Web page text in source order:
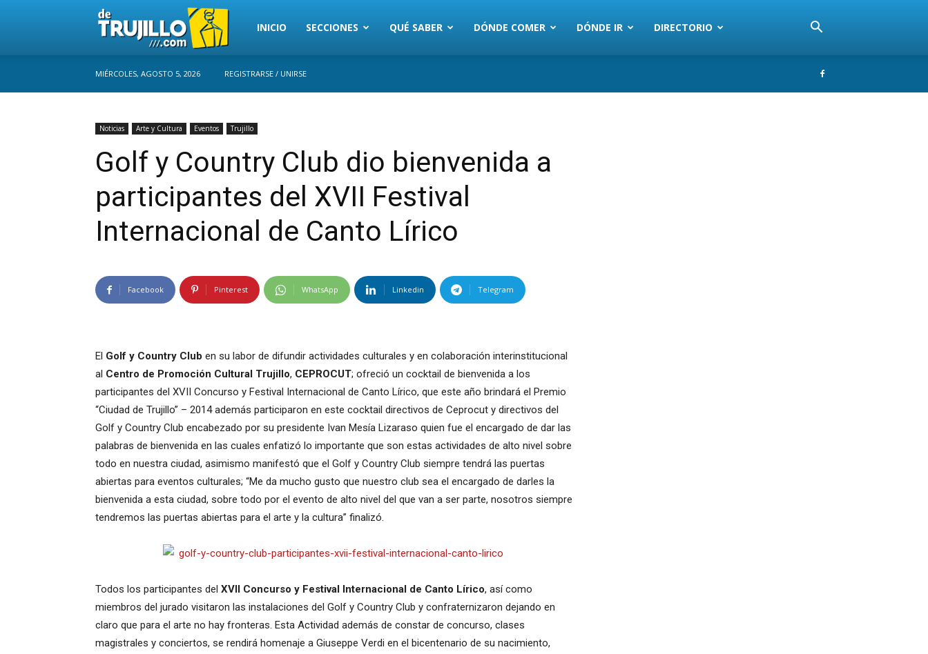
Trujillo
INICIO SECCIONES QUÉ SABER DÓNDE COMER DÓNDE IR DIRECTORIO
MIÉRCOLES, AGOSTO 5, 2026 REGISTRARSE / UNIRSE
Noticias Arte y Cultura Eventos Trujillo
Golf y Country Club dio bienvenida a
participantes del XVII Festival
Internacional de Canto Lírico
Facebook Pinterest WhatsApp Linkedin Telegram
El Golf y Country Club en su labor de difundir actividades culturales y en colaboración interinstitucional
al Centro de Promoción Cultural Trujillo, CEPROCUT; ofreció un cocktail de bienvenida a los
participantes del XVII Concurso y Festival Internacional de Canto Lírico, que este año brindará el Premio
“Ciudad de Trujillo” – 2014 además participaron en este cocktail directivos de Ceprocut y directivos del
Golf y Country Club encabezado por su presidente Ivan Mesía Lizaraso quien fue el encargado de dar las
palabras de bienvenida en las cuales enfatizó lo importante que son estas actividades de alto nivel sobre
todo en nuestra ciudad, asimismo manifestó que el Golf y Country Club siempre tendrá las puertas
abiertas para eventos culturales; “Me da mucho gusto que nuestro club sea el encargado de darles la
bienvenida a esta ciudad, sobre todo por el evento de alto nivel del que van a ser parte, nosotros siempre
tendremos las puertas abiertas para el arte y la cultura” finalizó.
Todos los participantes del XVII Concurso y Festival Internacional de Canto Lírico, así como
miembros del jurado visitaron las instalaciones del Golf y Country Club y confraternizaron dejando en
claro que para el arte no hay fronteras. Esta Actividad además de constar de concurso, clases
magistrales y conciertos, se rendirá homenaje a Giuseppe Verdi en el bicentenario de su nacimiento,